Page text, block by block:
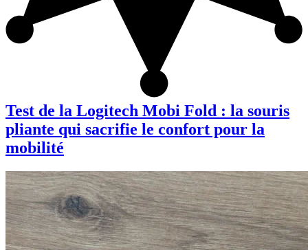
Test de la Logitech Mobi Fold : la souris
pliante qui sacrifie le confort pour la
mobilité